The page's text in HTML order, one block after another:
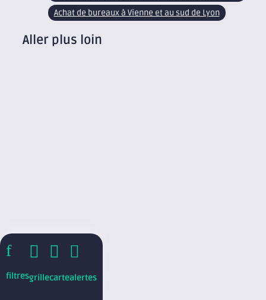
Achat de bureaux à Vienne et au sud de Lyon
Aller plus loin
f
filtres

grille

carte

alertes